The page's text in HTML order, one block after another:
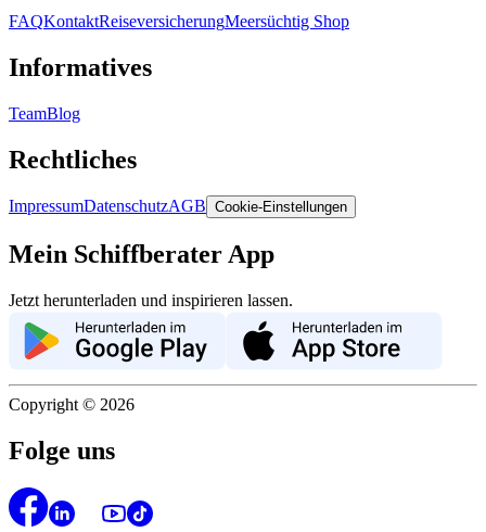
FAQKontaktReiseversicherungMeersüchtig Shop
Informatives
TeamBlog
Rechtliches
ImpressumDatenschutzAGB Cookie-Einstellungen
Mein Schiffberater App
Jetzt herunterladen und inspirieren lassen.
Copyright © 2026
Folge uns